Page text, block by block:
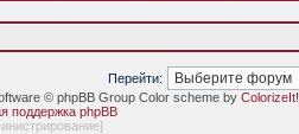
Перейти:
© phpBB Group Color scheme by ColorizeIt!
поддержка phpBB
]